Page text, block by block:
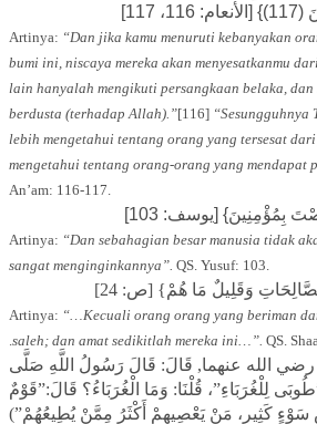
117]
Artinya: “Dan jika kamu menuruti kebanyakan
bumi ini, niscaya mereka akan menyesatkanmu
lain hanyalah mengikuti persangkaan belaka,
berdusta (terhadap Allah).”[116] “Sesungguhnya
lebih mengetahui tentang orang yang tersesat
mengetahui tentang orang-orang yang mendapat
An’am: 116-117.
بِمُؤْمِنِينَ} [يوسف: 103]
Artinya: “Dan sebahagian besar manusia tidak
sangat menginginkannya”. QS. Yusuf: 103.
وَقَلِيلٌ مَا هُمْ} [ص: 24]
Artinya: “…Kecuali orang orang yang beriman
saleh; dan amat sedikitlah mereka ini…”. QS.
الله عنهما, قَالَ: قَالَ رَسُولُ اللَّهِ صَلَّى
لِلْغُرَبَاءِ”، قُلْنَا: وَمَا الْغُرَبَاءُ؟ قَالَ:”قَوْمٌ
كَثِيرٍ، مَنْ يَعْصِيهِمْ أَكْثَرُ مِمَّنْ يُطِيعُهُمْ”)